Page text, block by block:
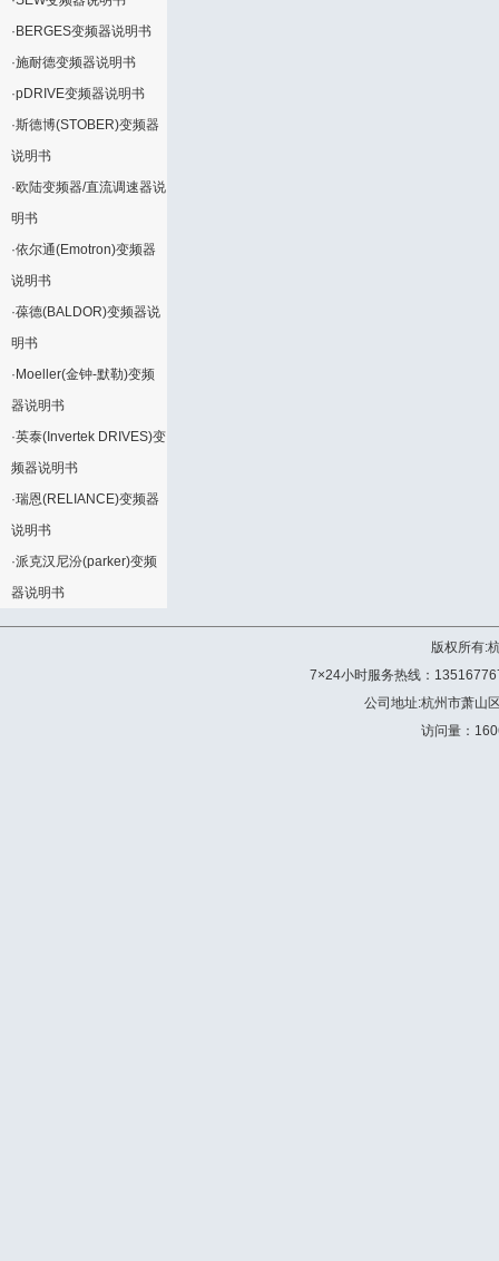
· BERGES变频器说明书
·施耐德变频器说明书
·pDRIVE变频器说明书
·斯德博(STOBER)变频器
说明书
·欧陆变频器/直流调速器说
明书
·依尔通(Emotron)变频器
说明书
·葆德(BALDOR)变频器说
明书
· Moeller(金钟-默勒)变频
器说明书
·英泰(Invertek DRIVES)变
频器说明书
·瑞恩(RELIANCE)变频器
说明书
·派克汉尼汾(parker)变频
器说明书
版权所有:
7×24小时服务热线：
公司地址:杭州市萧山
访问量：